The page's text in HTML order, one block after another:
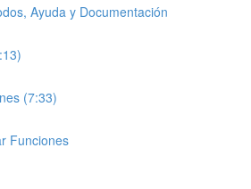
Ayuda y Documentación
(7:33)
Funciones